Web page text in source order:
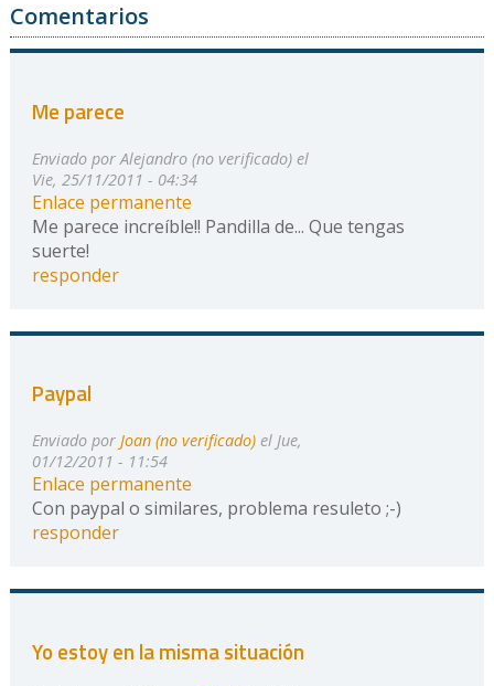
Comentarios
Me parece
Enviado por Alejandro (no verificado)el
Vie, 25/11/2011 - 04:34
Enlace permanente
Me parece increíble!! Pandilla de... Que tengas
suerte!
responder
Paypal
Enviado por Joan (no verificado)el Jue,
01/12/2011 - 11:54
Enlace permanente
Con paypal o similares, problema resuleto ;-)
responder
Yo estoy en la misma situación